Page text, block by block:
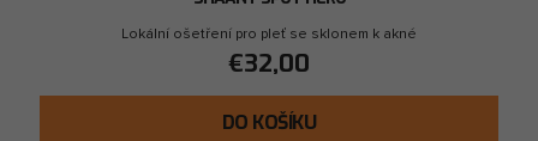
Lokální ošetření pro pleť se sklonem k akné
€32,00
DO KOŠÍKU